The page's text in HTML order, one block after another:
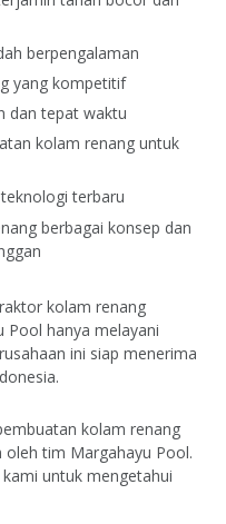
berpengalaman
yang kompetitif
dan tepat waktu
kolam renang untuk
terbaru
berbagai konsep dan
kolam renang
Pool hanya melayani
ini siap menerima
kolam renang
oleh tim Margahayu Pool.
untuk mengetahui